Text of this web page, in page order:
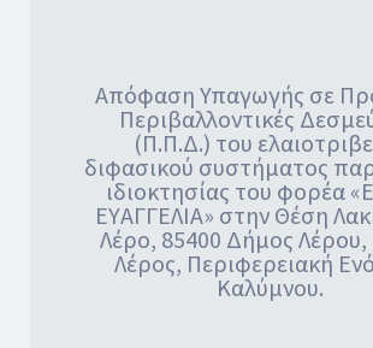
Απόφαση Υπαγωγής σε
Περιβαλλοντικές
(Π.Π.Δ.) του
διφασικού συστήματος
ιδιοκτησίας του φορέα
ΕΥΑΓΓΕΛΙΑ» στην Θέση
Λέρο, 85400 Δήμος
Λέρος, Περιφερειακή
Καλύμνου.